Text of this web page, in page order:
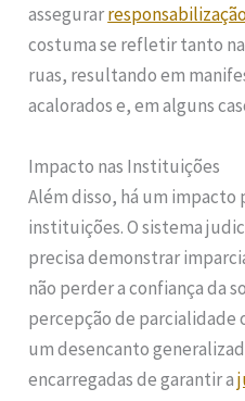
assegurar
costuma se refletir tanto
ruas, resultando em
acalorados e, em alguns
Impacto nas Instituições
Além disso, há um
instituições. O sistema
precisa demonstrar
não perder a confiança da
percepção de parcialidade
um desencanto
encarregadas de garantir a